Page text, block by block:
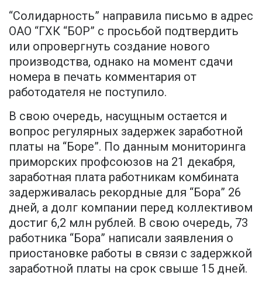
“Солидарность” направила письмо в адрес
ОАО “ГХК “БОР” с просьбой подтвердить
или опровергнуть создание нового
производства, однако на момент сдачи
номера в печать комментария от
работодателя не поступило.
В свою очередь, насущным остается и
вопрос регулярных задержек заработной
платы на “Боре”. По данным мониторинга
приморских профсоюзов на 21 декабря,
заработная плата работникам комбината
задерживалась рекордные для “Бора” 26
дней, а долг компании перед коллективом
достиг 6,2 млн рублей. В свою очередь, 73
работника “Бора” написали заявления о
приостановке работы в связи с задержкой
заработной платы на срок свыше 15 дней.